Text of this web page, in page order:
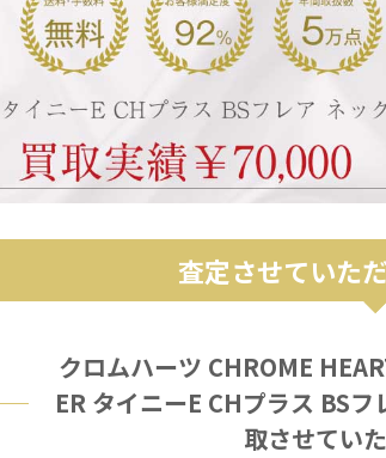
査定させていた
クロムハーツ CHROME
ER タイニーE CHプラス BS
取させてい